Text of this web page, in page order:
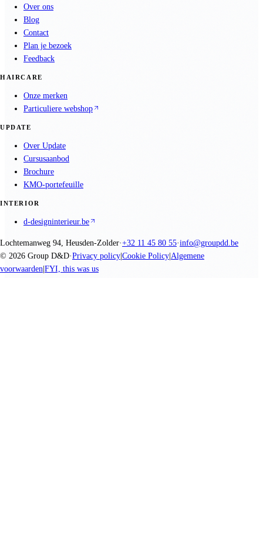
Over ons
Blog
Contact
Plan je bezoek
Feedback
HAIRCARE
Onze merken
Particuliere webshop
UPDATE
Over Update
Cursusaanbod
Brochure
KMO-portefeuille
INTERIOR
d-designinterieur.be
Lochtemanweg 94, Heusden-Zolder·+32 11 45 80 55·info@groupdd.be
© 2026 Group D&D·Privacy policy Cookie Policy Algemene
voorwaarden FYI, this was us